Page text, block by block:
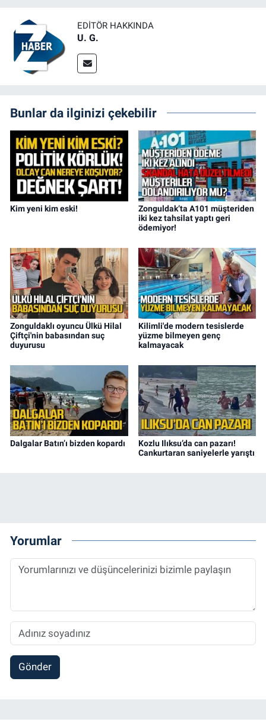
EDITÖR HAKKINDA
U. G.
Bunlar da ilginizi çekebilir
Kim yeni kim eski!
Zonguldak’ta A101 müşteriden
iki kez tahsilat yaptı geri
ödemiyor!
Zonguldaklı oyuncu Ülkü Hilal
Çiftçi'nin babasından suç
duyurusu
Kilimli'de modern tesislerde
yüzme bilmeyen genç
kalmayacak
Dalgalar Batın’ı bizden kopardı
Kozlu Ilıksu’da can pazarı!
Cankurtaran saniyelerle yarıştı
Yorumlar
Gönder